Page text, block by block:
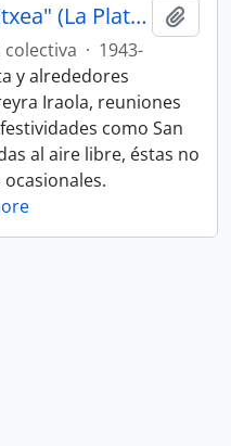
Centro Vasco "Euzko Etxea" (La Plata, Argentina)
colectiva · 1943-
y alrededores
Iraola, reuniones
como San
al aire libre, éstas no